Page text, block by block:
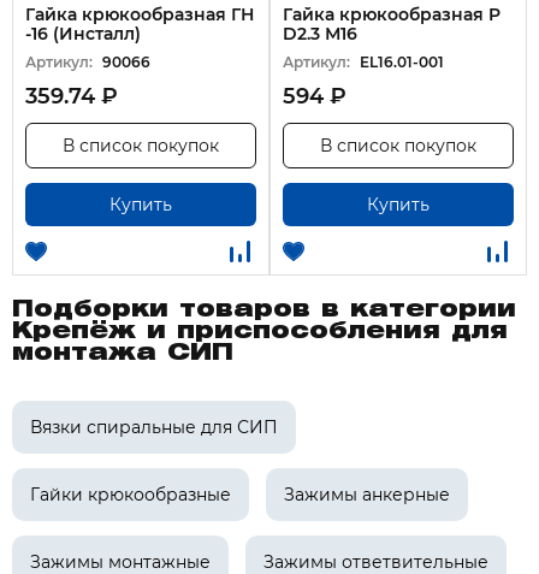
Гайка крюкообразная ГН
-16 (Инсталл)
Артикул: 90066
359.74 ₽
Купить
В список покупок
Гайка крюкообразная P
D2.3 М16
Артикул: EL16.01-001
594 ₽
Купить
В список покупок
Подборки товаров в категории
Крепёж и приспособления для
монтажа СИП
Вязки спиральные для СИП
Гайки крюкообразные Зажимы анкерные
Зажимы монтажные Зажимы ответвительные